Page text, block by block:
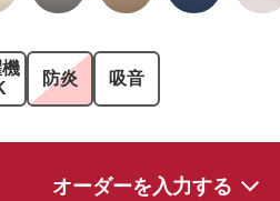
防炎 吸音
オーダーを入力する